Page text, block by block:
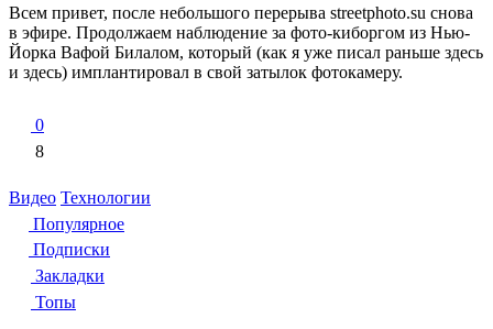
Всем привет, после небольшого перерыва streetphoto.su снова
в эфире. Продолжаем наблюдение за фото-киборгом из Нью-
Йорка Вафой Билалом, который (как я уже писал раньше здесь
и здесь) имплантировал в свой затылок фотокамеру.
0
8
Видео Технологии
Популярное
Подписки
Закладки
Топы